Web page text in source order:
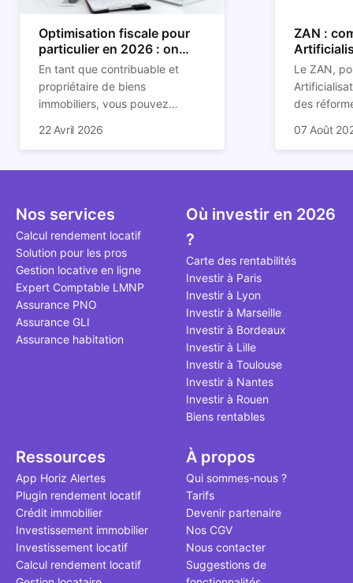
Optimisation fiscale pour
particulier en 2026 : on
vous explique tout
En tant que contribuable et
propriétaire de biens
immobiliers, vous pouvez
imposition en optimisant votre
nombreuses méthodes légales
toutes les explications dans
notre article.
22 Avril 2026
ZAN :
son
Le ZAN,
des
des
et de la
bâtis.
plus mal
bien que
décrivent
le point à
07 Août
Nos services
Calcul rendement locatif
Solution pour les pros
Gestion locative en ligne
Expert Comptable LMNP
Assurance PNO
Assurance GLI
Assurance habitation
Où investir en 2026
?
Carte des rentabilités
Investir à Paris
Investir à Lyon
Investir à Marseille
Investir à Bordeaux
Investir à Lille
Investir à Toulouse
Investir à Nantes
Investir à Rouen
Biens rentables
Ressources
App Horiz Alertes
Plugin rendement locatif
Crédit immobilier
Investissement immobilier
Investissement locatif
Calcul rendement locatif
À propos
Qui sommes-nous ?
Tarifs
Devenir partenaire
Nos CGV
Nous contacter
Suggestions de